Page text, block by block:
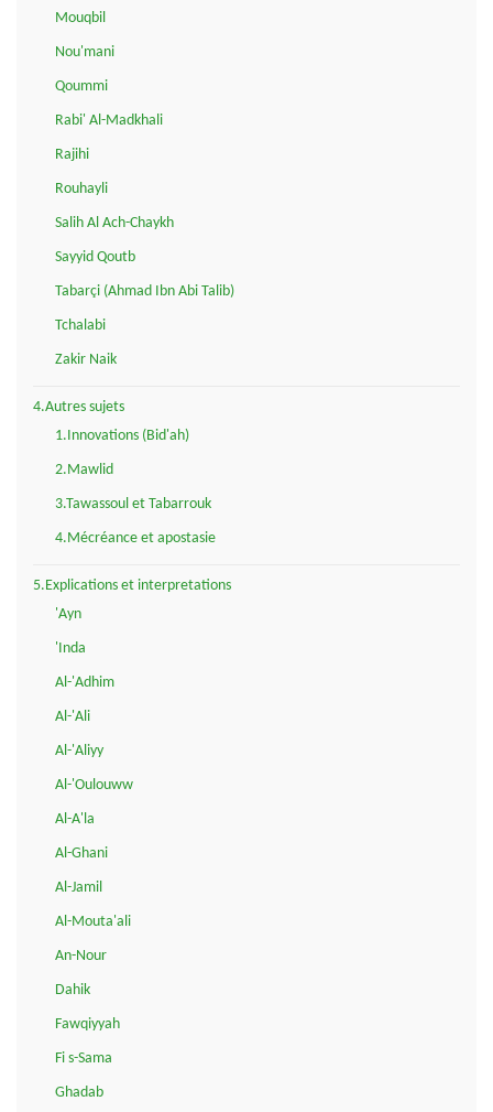
Mouqbil
Nou'mani
Qoummi
Rabi' Al-Madkhali
Rajihi
Rouhayli
Salih Al Ach-Chaykh
Sayyid Qoutb
Tabarçi (Ahmad Ibn Abi Talib)
Tchalabi
Zakir Naik
4.Autres sujets
1.Innovations (Bid'ah)
2.Mawlid
3.Tawassoul et Tabarrouk
4.Mécréance et apostasie
5.Explications et interpretations
'Ayn
'Inda
Al-'Adhim
Al-'Ali
Al-'Aliyy
Al-'Oulouww
Al-A'la
Al-Ghani
Al-Jamil
Al-Mouta'ali
An-Nour
Dahik
Fawqiyyah
Fi s-Sama
Ghadab